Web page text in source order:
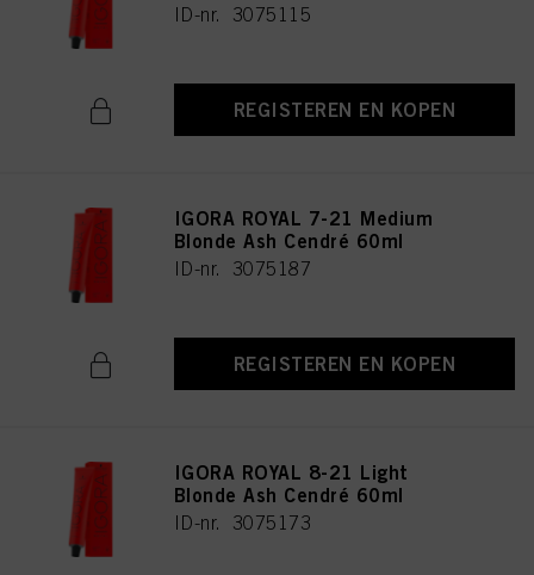
ID-nr. 3075115
REGISTEREN EN KOPEN
IGORA ROYAL 7-21 Medium
Blonde Ash Cendré 60ml
ID-nr. 3075187
REGISTEREN EN KOPEN
IGORA ROYAL 8-21 Light
Blonde Ash Cendré 60ml
ID-nr. 3075173